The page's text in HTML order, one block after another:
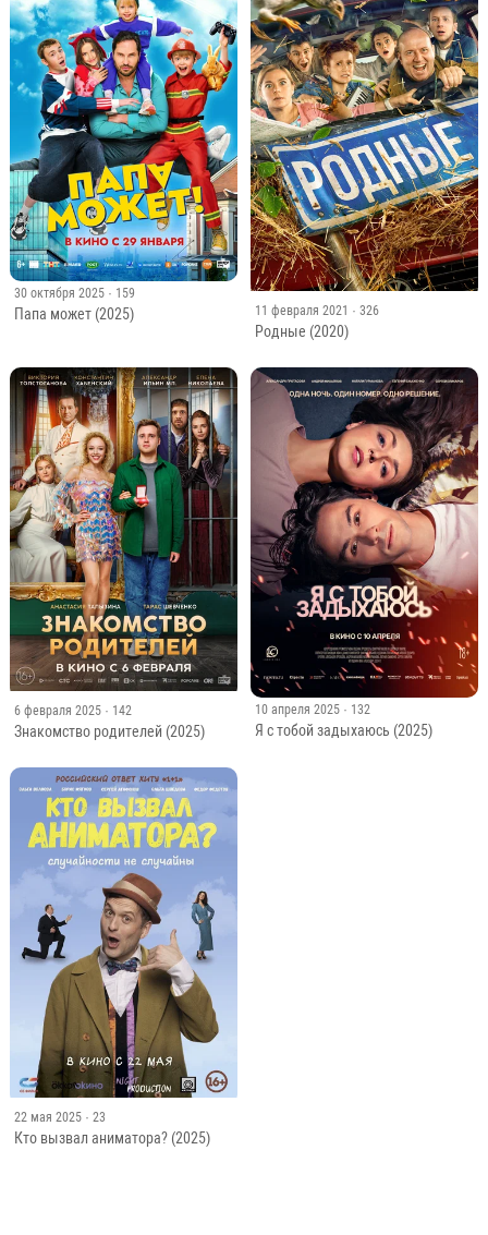
30 октября 2025 · 159
Папа может (2025) 11 февраля 2021 · 326
Родные (2020)
6 февраля 2025 · 142
Знакомство родителей (2025)
10 апреля 2025 · 132
Я с тобой задыхаюсь (2025)
22 мая 2025 · 23
Кто вызвал аниматора? (2025)